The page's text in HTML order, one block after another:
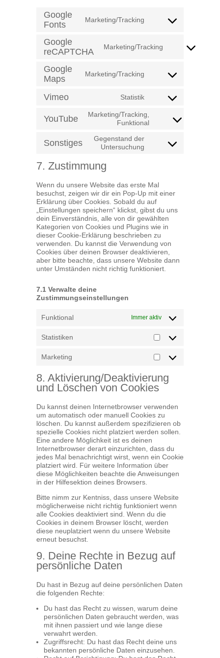
Google
Fonts
Marketing/Tracking
Consent
google-
Google
reCAPTCHA
Marketing/Tracking
Consent
google-
Google
Maps
Marketing/Tracking
Consent
service
google-
Vimeo Statistik
Consent
service
YouTube
Marketing/Tracking,
Funktional
Consent
youtube
Sonstiges
Gegenstand der
Untersuchung
Consent
7. Zustimmung
Wenn du unsere Website das erste Mal
besuchst, zeigen wir dir ein Pop-Up mit einer
Erklärung über Cookies. Sobald du auf
„Einstellungen speichern“ klickst, gibst du uns
dein Einverständnis, alle von dir gewählten
Kategorien von Cookies und Plugins wie in
dieser Cookie-Erklärung beschrieben zu
verwenden. Du kannst die Verwendung von
Cookies über deinen Browser deaktivieren,
aber bitte beachte, dass unsere Website dann
unter Umständen nicht richtig funktioniert.
7.1 Verwalte deine
Zustimmungseinstellungen
Funktional Immer aktiv
Statistiken Statistiken
Marketing Marketing
8. Aktivierung/Deaktivierung
und Löschen von Cookies
Du kannst deinen Internetbrowser verwenden
um automatisch oder manuell Cookies zu
löschen. Du kannst außerdem spezifizieren ob
spezielle Cookies nicht platziert werden sollen.
Eine andere Möglichkeit ist es deinen
Internetbrowser derart einzurichten, dass du
jedes Mal benachrichtigt wirst, wenn ein Cookie
platziert wird. Für weitere Information über
diese Möglichkeiten beachte die Anweisungen
in der Hilfesektion deines Browsers.
Bitte nimm zur Kentniss, dass unsere Website
möglicherweise nicht richtig funktioniert wenn
alle Cookies deaktiviert sind. Wenn du die
Cookies in deinem Browser löscht, werden
diese neuplatziert wenn du unsere Website
erneut besuchst.
9. Deine Rechte in Bezug auf
persönliche Daten
Du hast in Bezug auf deine persönlichen Daten
die folgenden Rechte:
Du hast das Recht zu wissen, warum deine
persönlichen Daten gebraucht werden, was
mit ihnen passiert und wie lange diese
verwahrt werden.
Zugriffsrecht: Du hast das Recht deine uns
bekannten persönliche Daten einzusehen.